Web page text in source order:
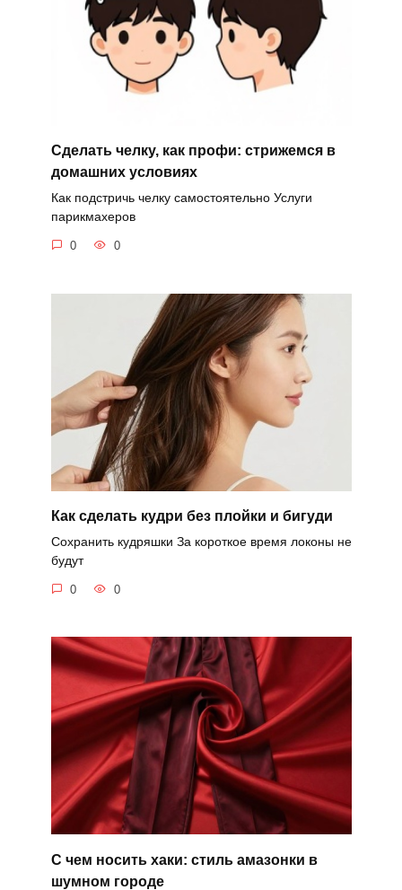
Сделать челку, как профи: стрижемся в
домашних условиях
Как подстричь челку самостоятельно Услуги
парикмахеров
0 0
Как сделать кудри без плойки и бигуди
Сохранить кудряшки За короткое время локоны не
будут
0 0
С чем носить хаки: стиль амазонки в
шумном городе